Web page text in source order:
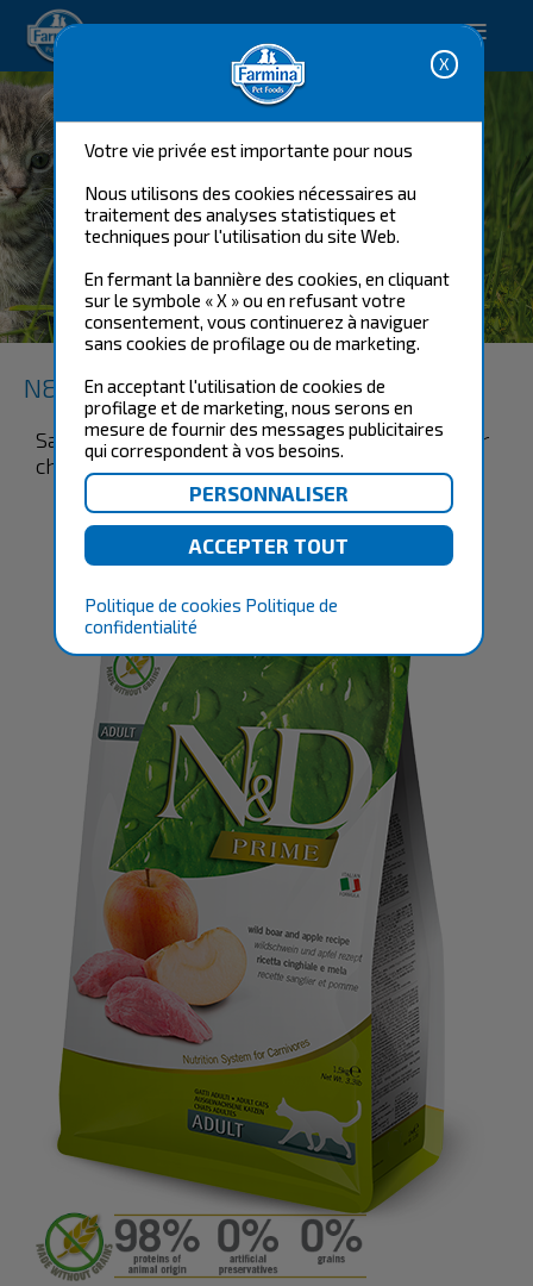
Votre vie privée est importante pour nous
Nous utilisons des cookies nécessaires au
traitement des analyses statistiques et
techniques pour l'utilisation du site Web.
En fermant la bannière des cookies, en cliquant
sur le symbole « X » ou en refusant votre
consentement, vous continuerez à naviguer
sans cookies de profilage ou de marketing.
En acceptant l'utilisation de cookies de
profilage et de marketing, nous serons en
mesure de fournir des messages publicitaires
qui correspondent à vos besoins.
Politique de cookies Politique de
confidentialité
Happy pet. Happy you.
SANGLIER & POMME
ADULTE
N&D Prime Chats
Sanglier & Pomme, alimentation complète pour
chats adultes.